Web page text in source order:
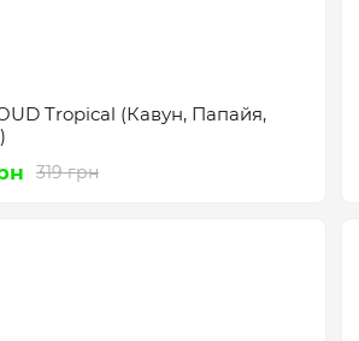
Tropical (Кавун, Папайя,
319 грн